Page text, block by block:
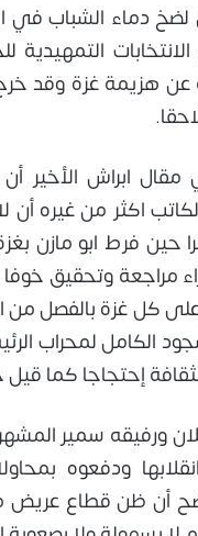
دماء الشباب في
عن هزيمة غزة وقد
مقال ابراش الأخير
اكثر من
حين فرط ابو
مراجعة وتحقيق
على كل غزة بالفصل
الكامل لمحراب
إحتجاجا كما
ورفيقه سمير
ودفعوه
أن ظن قطاع عريض